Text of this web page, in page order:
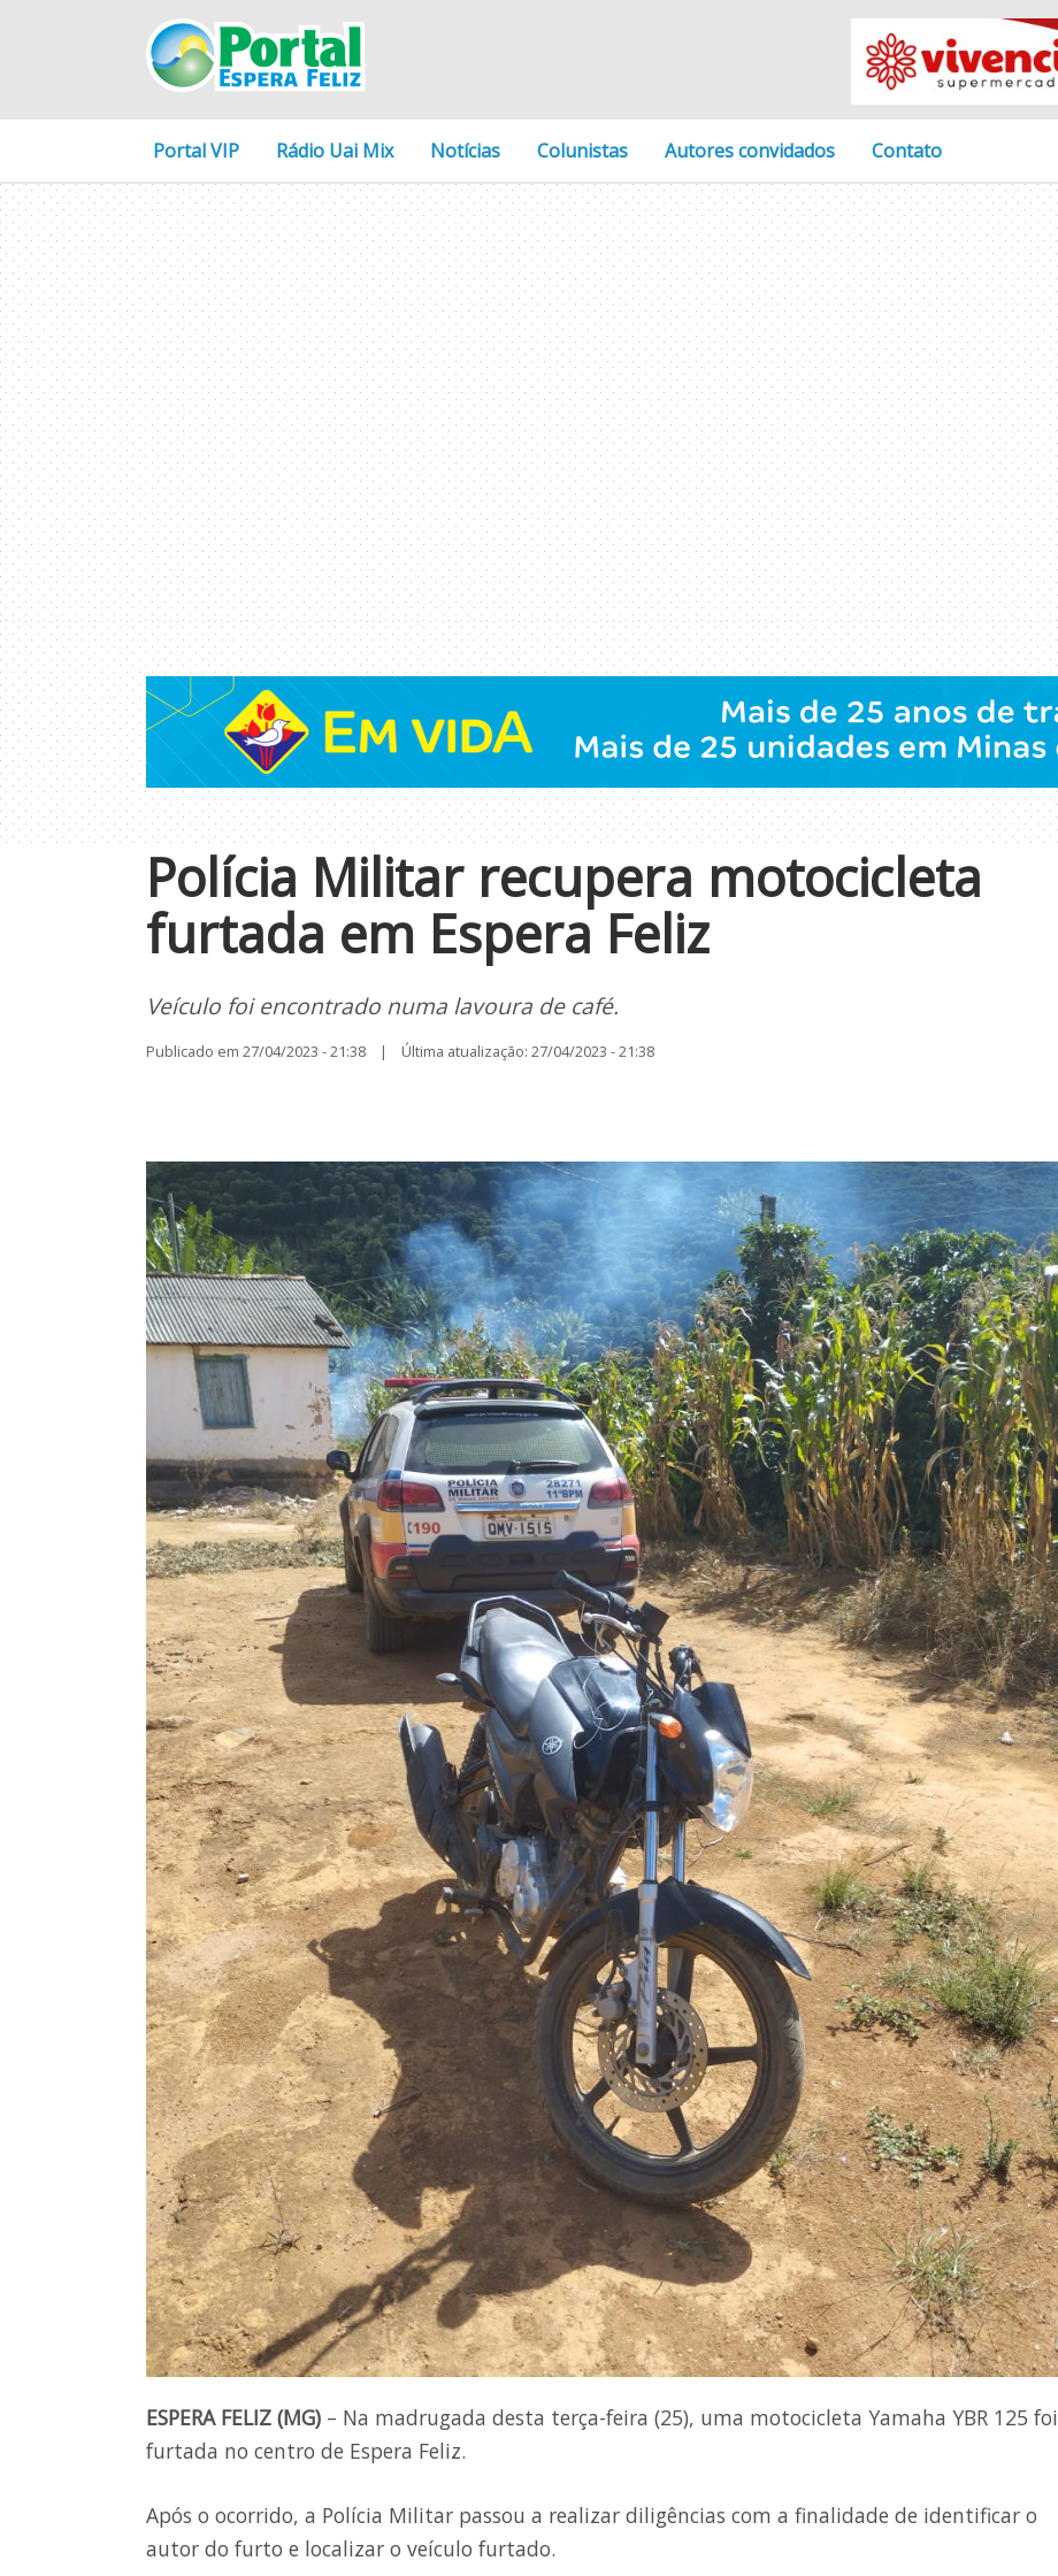
Portal VIP Rádio Uai Mix Notícias Colunistas Autores convidados Contato
Polícia Militar recupera motocicleta
furtada em Espera Feliz
Veículo foi encontrado numa lavoura de café.
Publicado em 27/04/2023 - 21:38 | Última atualização: 27/04/2023 - 21:38
ESPERA FELIZ (MG) – Na madrugada desta terça-feira (25), uma motocicleta Yamaha YBR 125 foi
furtada no centro de Espera Feliz.
Após o ocorrido, a Polícia Militar passou a realizar diligências com a finalidade de identificar o
autor do furto e localizar o veículo furtado.